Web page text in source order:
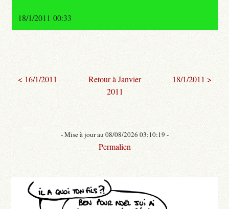
18/1/2011 00:33
< 16/1/2011
Retour à Janvier
2011
18/1/2011 >
- Mise à jour au 08/08/2026 03:10:19 -
Permalien